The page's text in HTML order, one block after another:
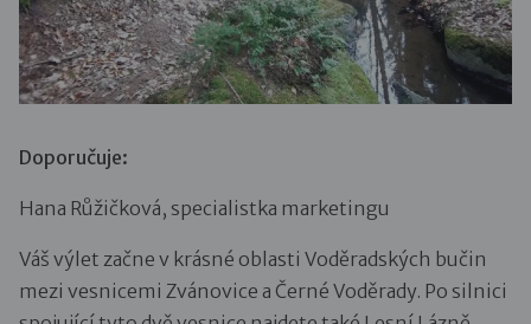
Doporučuje:
Hana Růžičková, specialistka marketingu
Váš výlet začne v krásné oblasti Voděradských bučin
mezi vesnicemi Zvánovice a Černé Voděrady. Po silnici